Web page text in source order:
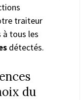
traiteur
tous les
détectés.
du